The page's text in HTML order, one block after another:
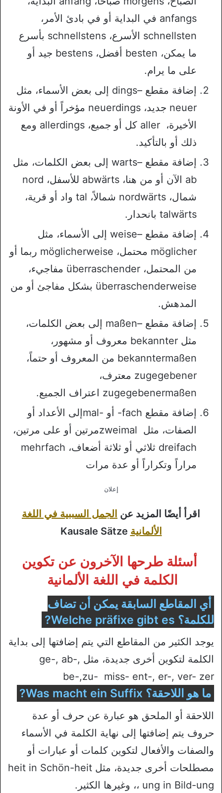
anfangs في البداية أو في بادئ الأمر،
schnellsten الأسرع، schnellstens بأسرع
ما يمكن، besten أفضل، bestens جيد أو
على ما يرام.
إضافة مقطع –dings إلى بعض الأسماء، مثل
neuer جديد، neuerdings مؤخراً أو في الأونة
الأخيرة، aller كل أو جميع، allerdings ومع
ذلك أو بالتأكيد.
إضافة مقطع –warts إلى بعض الكلمات، مثل
ab الآن أو من هنا، abwärts للأسفل، nord
شمال، nordwärts شمالاً، tal واد أو قرية،
talwärts بانحدار.
إضافة مقطع –weise إلى الأسماء، مثل
möglicher محتمل، möglicherweise ربما أو
من المحتمل، überraschender مفاجيء،
überraschenderweise بشكل مفاجئ أو من
المدهش.
إضافة مقطع –maßen إلى بعض الكلمات،
مثل bekannter معروف أو مشهور،
bekanntermaßen من المعروف أو حتماً،
zugegebener معترف،
zugegebenermaßen اعتراف الجميع.
إضافة مقطع fach- أو -malإلى الأعداد أو
الصفات، مثل zweimalمرتين أو على مرتين،
dreifach ثلاثي أو ثلاثة أضعاف، mehrfach
مراراً وتكراراً أو عدة مرات
إعلان
اقرأ أيضًا المزيد عن الجمل السببية في اللغة
الألمانية
أسئلة طرحها الآخرون عن تكوين
الكلمة في اللغة الألمانية
أي المقاطع السابقة يمكن أن تضاف
للكلمة؟ Welche präfixe gibt es?
يوجد الكثير من المقاطع التي يتم إضافتها إلى بداية
الكلمة لتكوين أخرى جديدة، مثل ge-, ab-,
be-,zu- miss- ent-, er-, ver- zer
ما هو اللاحقة؟ Was macht ein Suffix?
اللاحقة أو الملحق هو عبارة عن حرف أو عدة
حروف يتم إضافتها إلى نهاية الكلمة في الأسماء
والصفات والأفعال لتكوين كلمات أو عبارات أو
مصطلحات أخرى جديدة، مثل heit in Schön-heit
، ung in Bild-ung، وغيرها الكثير.